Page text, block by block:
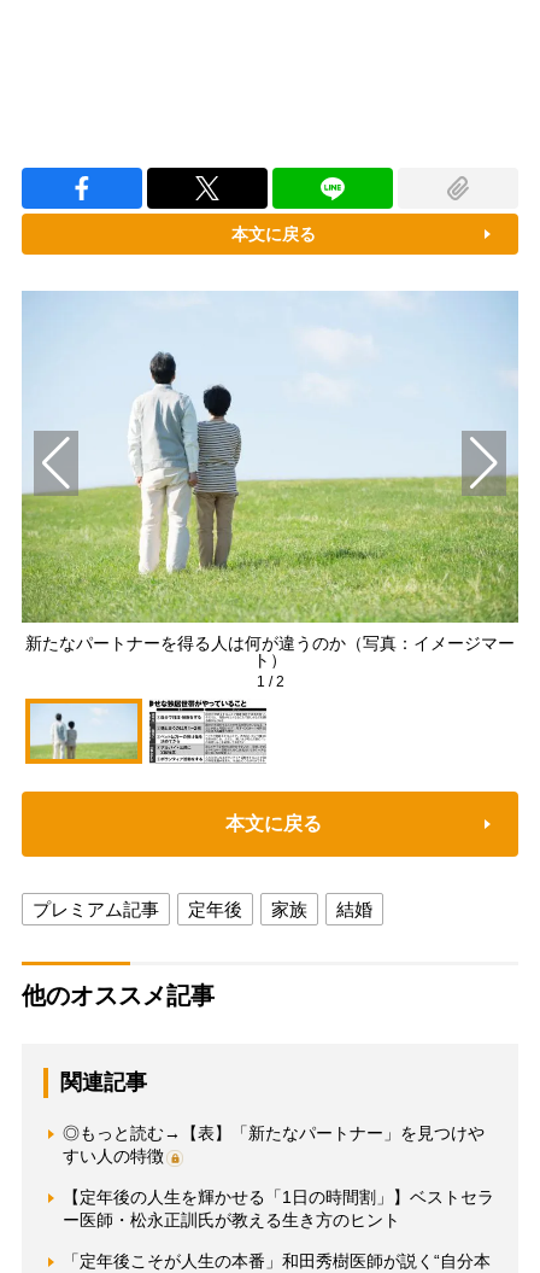
本文に戻る
新たなパートナーを得る人は何が違うのか（写真：イメージマー
ト）
1 /2
本文に戻る
プレミアム記事 定年後 家族 結婚
他のオススメ記事
関連記事
◎もっと読む→【表】「新たなパートナー」を見つけや
すい人の特徴
【定年後の人生を輝かせる「1日の時間割」】ベストセラ
ー医師・松永正訓氏が教える生き方のヒント
「定年後こそが人生の本番」和田秀樹医師が説く“自分本